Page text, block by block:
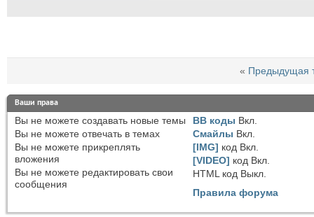
« Предыдущая
Ваши права
Вы не можете создавать новые темы
Вы не можете отвечать в темах
Вы не можете прикреплять
вложения
Вы не можете редактировать свои
сообщения
BB коды Вкл.
Смайлы Вкл.
[IMG] код Вкл.
[VIDEO] код Вкл.
HTML код Выкл.
Правила форума